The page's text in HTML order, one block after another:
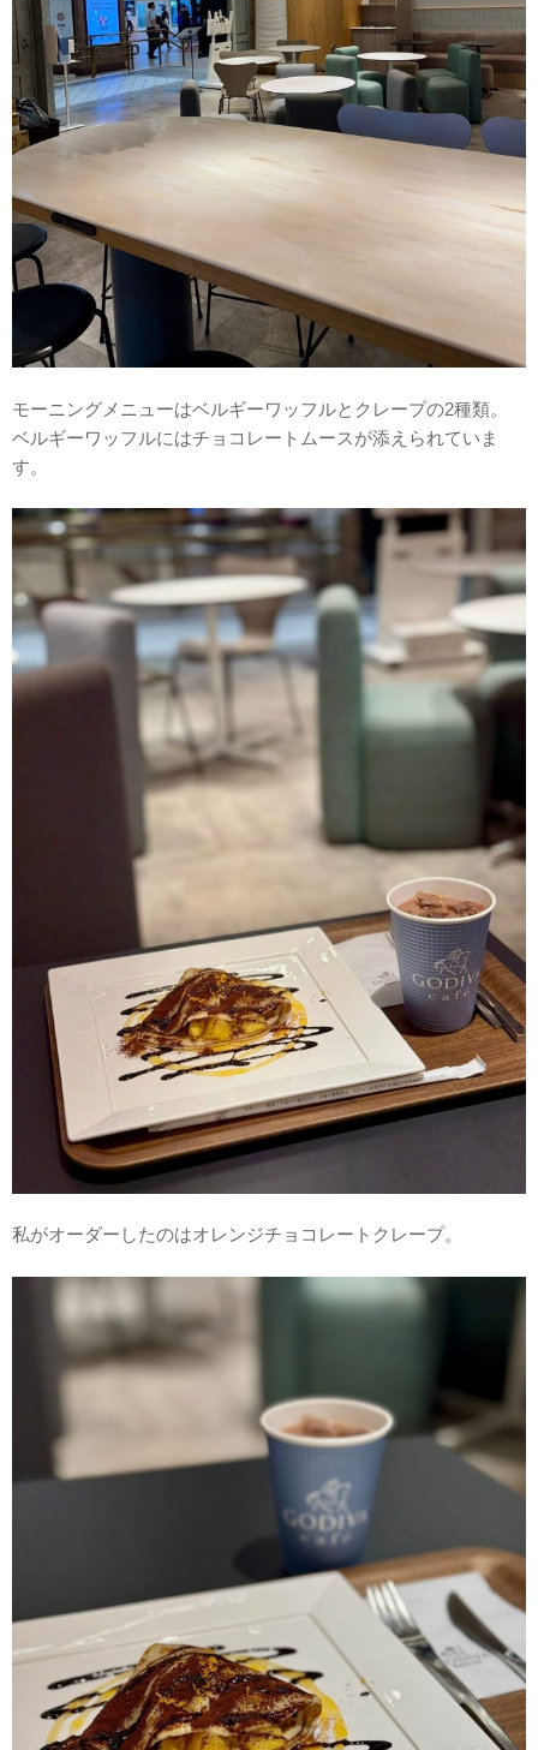
モーニングメニューはベルギーワッフルとクレープの2種類。
ベルギーワッフルにはチョコレートムースが添えられていま
す。
私がオーダーしたのはオレンジチョコレートクレープ。